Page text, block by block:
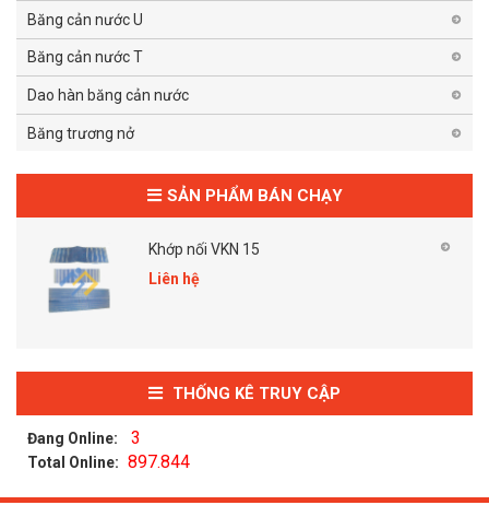
Băng cản nước U
Băng cản nước T
Dao hàn băng cản nước
Băng trương nở
SẢN PHẨM BÁN CHẠY
Khớp nối VKN 15
Liên hệ
THỐNG KÊ TRUY CẬP
Đang Online: 3
Total Online: 897.844